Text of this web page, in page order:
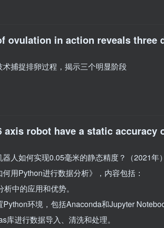
ovulation in action reveals three
术捕捉排卵过程，揭示三个明显阶段
axis robot have a static accuracy
器人如何实现0.05毫米的静态精度？（2021年
何用Python进行数据分析》，内容包括：
中的应用和优势。
环境，包括Anaconda和Jupyter
库进行数据导入、清洗和处理。